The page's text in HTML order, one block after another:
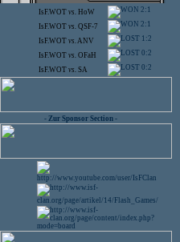
IsF.WOT vs. HoW 2:1
IsF.WOT vs. QSF-7 2:1
IsF.WOT vs.ANV 1:2
IsF.WOT vs. OFaH 0:2
IsF.WOT vs. SA 0:2
- Zur Sponsor Section -